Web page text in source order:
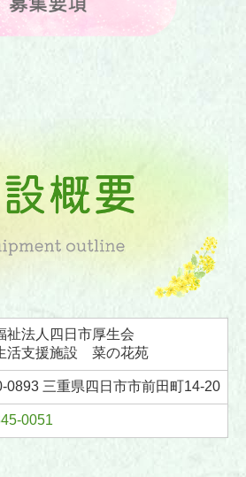
祉法人四日市厚生会
活支援施設 菜の花苑
0893 三重県四日市市前田町14-20
0051